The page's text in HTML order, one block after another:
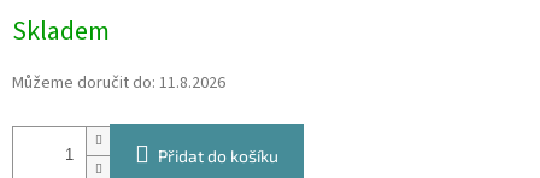
cena:
Skladem
Můžeme doručit do: 11.8.2026
Přidat do košíku